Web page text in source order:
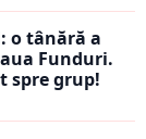
o tânără a
Funduri.
spre grup!